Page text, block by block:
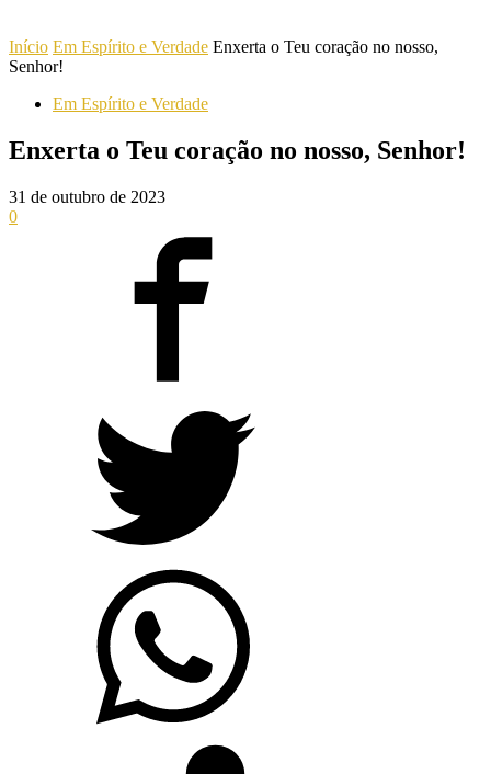
Início Em Espírito e Verdade Enxerta o Teu coração no nosso,
Senhor!
Em Espírito e Verdade
Enxerta o Teu coração no nosso, Senhor!
31 de outubro de 2023
0